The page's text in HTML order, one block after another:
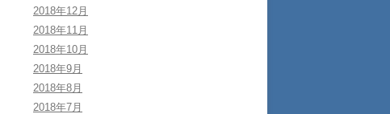
2018年12月
2018年11月
2018年10月
2018年9月
2018年8月
2018年7月